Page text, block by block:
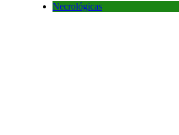
Necrológicas